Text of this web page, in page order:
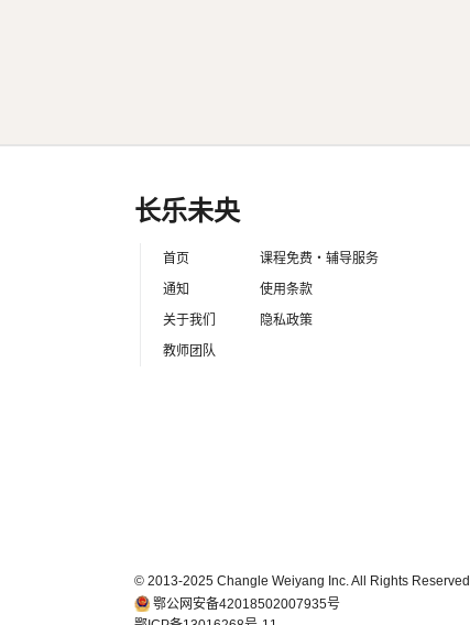
长乐未央
首页
通知
关于我们
教师团队
课程免费・辅导服务
使用条款
隐私政策
© 2013-2025 Changle Weiyang Inc. All Rights Reserved.
鄂公网安备42018502007935号